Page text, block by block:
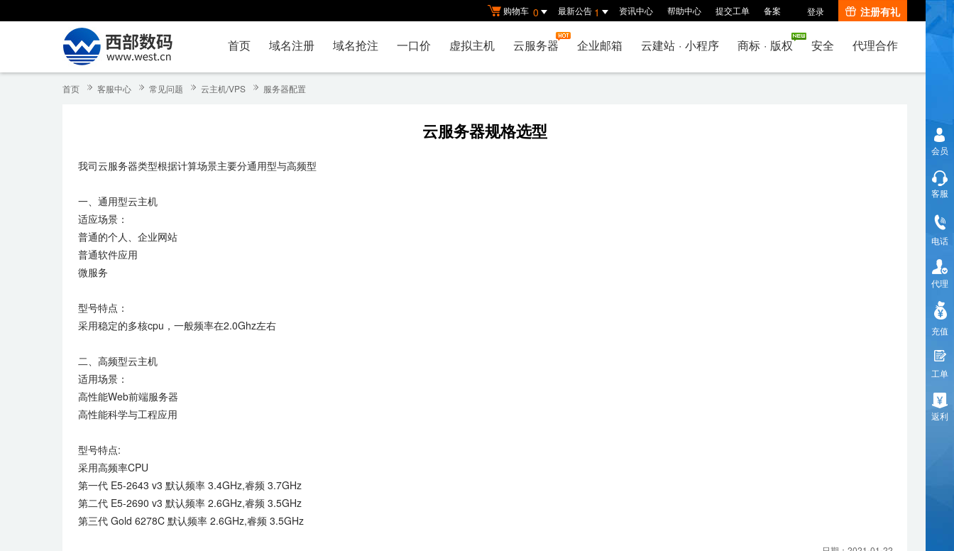
购物车 0 最新公告 1 资讯中心 帮助中心 提交工单 备案 登录 注册有礼
首页 域名注册 域名抢注 一口价 虚拟主机 云服务器 企业邮箱 云建站 · 小程序 商标 · 版权 安全 代理合作
首页 客服中心 常见问题 云主机/VPS 服务器配置
云服务器规格选型
我司云服务器类型根据计算场景主要分通用型与高频型
一、通用型云主机
适应场景：
普通的个人、企业网站
普通软件应用
微服务
型号特点：
采用稳定的多核cpu，一般频率在2.0Ghz左右
二、高频型云主机
适用场景：
高性能Web前端服务器
高性能科学与工程应用
型号特点:
采用高频率CPU
第一代 E5-2643 v3 默认频率 3.4GHz,睿频 3.7GHz
第二代 E5-2690 v3 默认频率 2.6GHz,睿频 3.5GHz
第三代 Gold 6278C 默认频率 2.6GHz,睿频 3.5GHz
会员
客服
电话
代理
充值
工单
返利